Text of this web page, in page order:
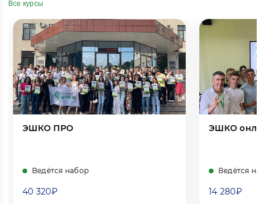
Все курсы
ЭШКО ПРО
Ведётся набор
40 320₽
ЭШКО
Ведётся
14 280₽